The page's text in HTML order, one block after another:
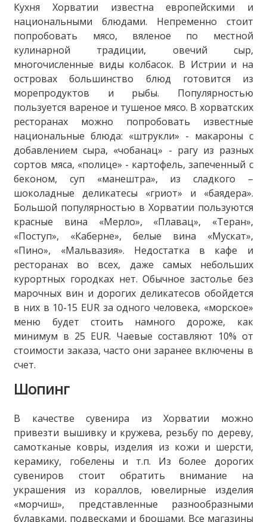
Кухня Хорватии известна европейскими и
национальными блюдами. Непременно стоит
попробовать мясо, вяленое по местной
кулинарной традиции, овечий сыр,
многочисленные виды колбасок. В Истрии и на
островах большинство блюд готовится из
морепродуктов и рыбы. Популярностью
пользуется вареное и тушеное мясо. В хорватских
ресторанах можно попробовать известные
национальные блюда: «штрукли» - макароны с
добавлением сыра, «чобанац» - рагу из разных
сортов мяса, «полице» - картофель, запеченный с
беконом, суп «манештра», из сладкого –
шоколадные деликатесы «гриот» и «баядера».
Большой популярностью в Хорватии пользуются
красные вина «Мерло», «Плавац», «Теран»,
«Поступ», «Каберне», белые вина «Мускат»,
«Пино», «Мальвазия». Недостатка в кафе и
ресторанах во всех, даже самых небольших
курортных городках нет. Обычное застолье без
марочных вин и дорогих деликатесов обойдется
в них в 10-15 EUR за одного человека, «морское»
меню будет стоить намного дороже, как
минимум в 25 EUR. Чаевые составляют 10% от
стоимости заказа, часто они заранее включены в
счет.
Шопинг
В качестве сувенира из Хорватии можно
привезти вышивку и кружева, резьбу по дереву,
самотканые ковры, изделия из кожи и шерсти,
керамику, гобелены и т.п. Из более дорогих
сувениров стоит обратить внимание на
украшения из кораллов, ювелирные изделия
«морчиш», представленные разнообразными
булавками, подвесками и брошами. Все магазины